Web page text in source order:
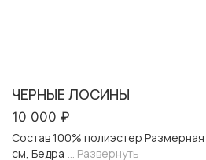
ЧЕРНЫЕ ЛОСИНЫ
10 000 ₽
Состав 100% полиэстер
см, Бедра
... Развернуть